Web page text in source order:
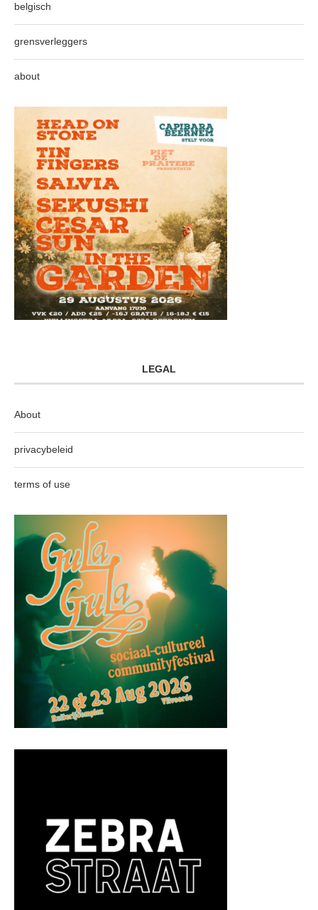
belgisch
grensverleggers
about
LEGAL
About
privacybeleid
terms of use